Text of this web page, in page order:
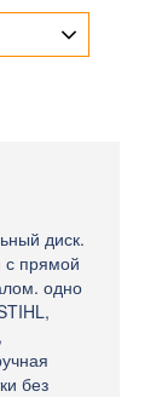
диск.
с прямой
одно
без